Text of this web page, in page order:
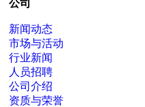
公司
新闻动态
市场与活动
行业新闻
人员招聘
公司介绍
资质与荣誉